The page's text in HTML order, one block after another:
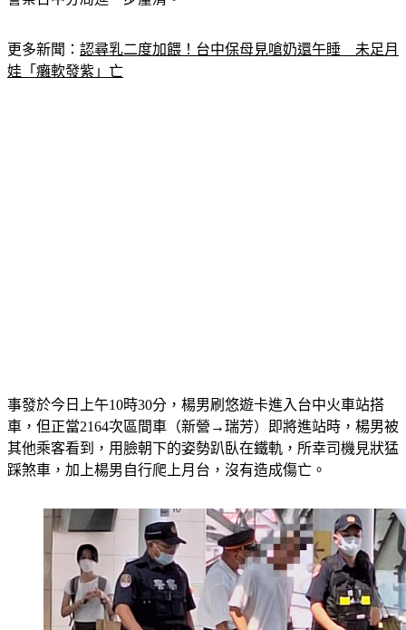
更多新聞： 認尋乳二度加餵！台中保母見嗆奶還午睡　未足月
娃「癱軟發紫」亡
事發於今日上午10時30分，楊男刷悠遊卡進入台中火車站搭
車，但正當2164次區間車（新營→瑞芳）即將進站時，楊男被
其他乘客看到，用臉朝下的姿勢趴臥在鐵軌，所幸司機見狀猛
踩煞車，加上楊男自行爬上月台，沒有造成傷亡。